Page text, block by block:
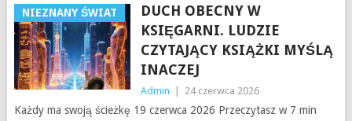
NIEZNANY ŚWIAT
DUCH OBECNY W
KSIĘGARNI. LUDZIE
CZYTAJĄCY KSIĄŻKI MYŚLĄ
INACZEJ
Admin 24 czerwca 2026
Każdy ma swoją ścieżkę 19 czerwca 2026 Przeczytasz w 7 min